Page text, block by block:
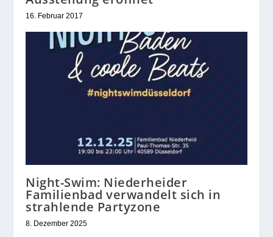
16. Februar 2017
Night-Swim: Niederheider
Familienbad verwandelt sich in
strahlende Partyzone
8. Dezember 2025